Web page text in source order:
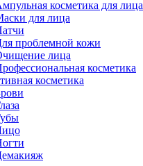
косметика для лица
для лица
проблемной кожи
лица
косметика
косметика